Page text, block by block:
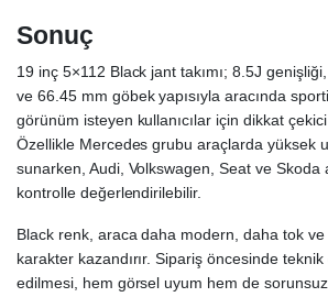
Sonuç
19 inç 5×112 Black jant takımı; 8.5J
ve 66.45 mm göbek yapısıyla aracında
görünüm isteyen kullanıcılar için dikkat
Özellikle Mercedes grubu araçlarda yüksek
sunarken, Audi, Volkswagen, Seat ve Skoda
kontrolle değerlendirilebilir.
Black renk, araca daha modern, daha tok ve
karakter kazandırır. Sipariş öncesinde
edilmesi, hem görsel uyum hem de sorunsuz